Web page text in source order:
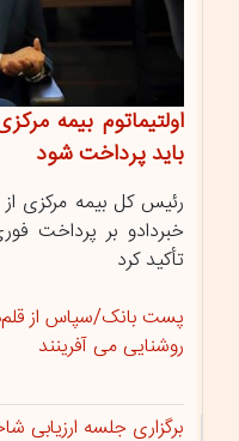
باید پرداخت شود
خبردادو بر پرداخت
تأکید کرد
پست بانک/سپاس از
روشنایی می‌ آفرینند
برگزاری جلسه